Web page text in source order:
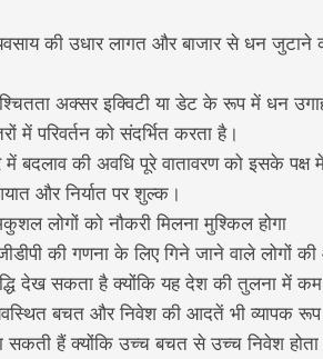
की उधार लागत और बाजार से धन जुटाने
अक्सर इक्विटी या डेट के रूप में धन
में परिवर्तन को संदर्भित करता है।
बदलाव की अवधि पूरे वातावरण को इसके पक्ष
और निर्यात पर शुल्क।
लोगों को नौकरी मिलना मुश्किल होगा
की गणना के लिए गिने जाने वाले लोगों
देख सकता है क्योंकि यह देश की तुलना में कम
बचत और निवेश की आदतें भी व्यापक रूप
सकती हैं क्योंकि उच्च बचत से उच्च निवेश होता